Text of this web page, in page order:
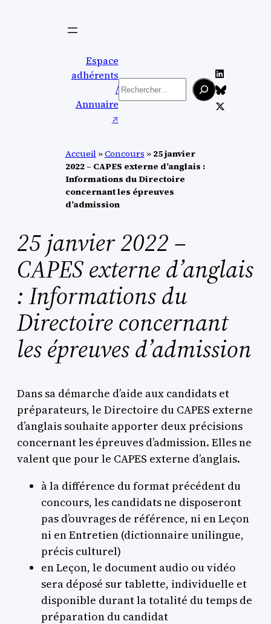
Espace
adhérents
/
Annuaire
↗︎
Rechercher
Accueil»Concours » 25 janvier
2022 – CAPES externe d’anglais :
Informations du Directoire
concernant les épreuves
d’admission
25 janvier 2022 –
CAPES externe d’anglais
: Informations du
Directoire concernant
les épreuves d’admission
Dans sa démarche d’aide aux candidats et
préparateurs, le Directoire du CAPES externe
d’anglais souhaite apporter deux précisions
concernant les épreuves d’admission. Elles ne
valent que pour le CAPES externe d’anglais.
à la différence du format précédent du
concours, les candidats ne disposeront
pas d’ouvrages de référence, ni en Leçon
ni en Entretien (dictionnaire unilingue,
précis culturel)
en Leçon, le document audio ou vidéo
sera déposé sur tablette, individuelle et
disponible durant la totalité du temps de
préparation du candidat